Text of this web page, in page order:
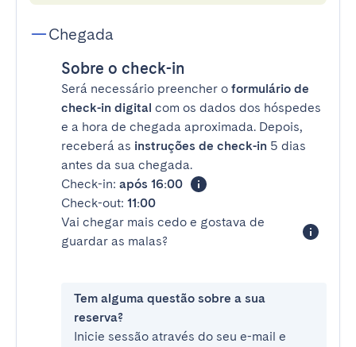
Chegada
Sobre o check-in
Será necessário preencher o formulário de
check-in digital com os dados dos hóspedes
e a hora de chegada aproximada. Depois,
receberá as instruções de check-in 5 dias
antes da sua chegada.
Check-in: após 16:00
Check-out: 11:00
Vai chegar mais cedo e gostava de
guardar as malas?
Tem alguma questão sobre a sua
reserva?
Inicie sessão através do seu e-mail e